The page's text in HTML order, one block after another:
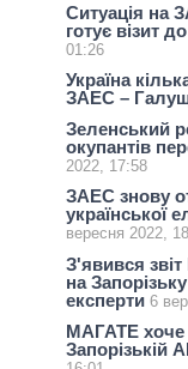
Ситуація на
готує візит
01:26
Україна
ЗАЕС –
Зеленський
окупантів
2022, 17:58
ЗАЕС знову
української
вересня 2022,
З'явився
на
експерти 6
МАГАТЕ хоче
Запорізькій